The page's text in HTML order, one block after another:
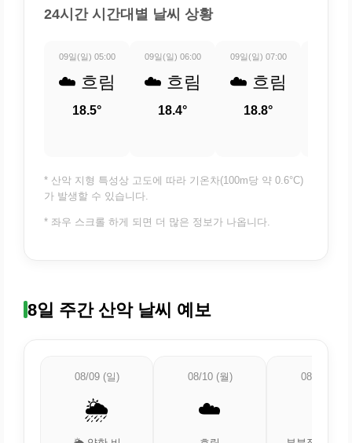
24시간 시간대별 날씨 상황
09일(일) 05:00
☁️ 흐림
18.5°
09일(일) 06:00
☁️ 흐림
18.4°
09일(일) 07:00
☁️ 흐림
18.8°
* 산악 지형 특성상 고도에 따라 기온차(100m당 약 0.6°C)
가 발생할 수 있습니다.
* 좌우 스크롤 하게 되면 더 많은 정보가 나옵니다.
8일 주간 산악 날씨 예보
08/09 (일)
🌦️
08/10 (월)
☁️
08/11 (화)